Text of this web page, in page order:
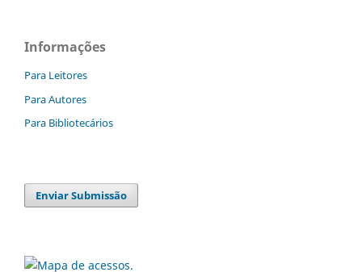
Informações
Para Leitores
Para Autores
Para Bibliotecários
Enviar Submissão